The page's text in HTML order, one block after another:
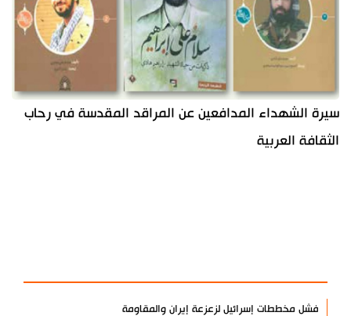
سيرة الشهداء المدافعين عن المراقد المقدسة في رحاب
الثقافة العربية
فشل مخططات إسرائيل لزعزعة إيران والمقاومة